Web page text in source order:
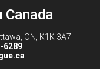
Canada
ON, K1K 3A7
6289